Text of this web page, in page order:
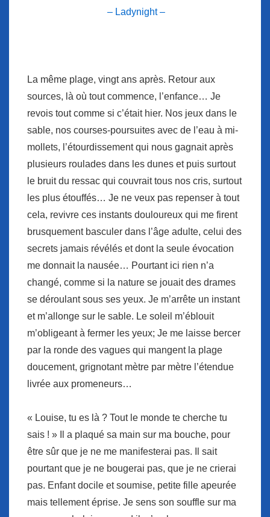
– Ladynight –
La même plage, vingt ans après. Retour aux
sources, là où tout commence, l’enfance… Je
revois tout comme si c’était hier. Nos jeux dans le
sable, nos courses-poursuites avec de l’eau à mi-
mollets, l’étourdissement qui nous gagnait après
plusieurs roulades dans les dunes et puis surtout
le bruit du ressac qui couvrait tous nos cris, surtout
les plus étouffés… Je ne veux pas repenser à tout
cela, revivre ces instants douloureux qui me firent
brusquement basculer dans l’âge adulte, celui des
secrets jamais révélés et dont la seule évocation
me donnait la nausée… Pourtant ici rien n’a
changé, comme si la nature se jouait des drames
se déroulant sous ses yeux. Je m’arrête un instant
et m’allonge sur le sable. Le soleil m’éblouit
m’obligeant à fermer les yeux; Je me laisse bercer
par la ronde des vagues qui mangent la plage
doucement, grignotant mètre par mètre l’étendue
livrée aux promeneurs…
« Louise, tu es là ? Tout le monde te cherche tu
sais ! » Il a plaqué sa main sur ma bouche, pour
être sûr que je ne me manifesterai pas. Il sait
pourtant que je ne bougerai pas, que je ne crierai
pas. Enfant docile et soumise, petite fille apeurée
mais tellement éprise. Je sens son souffle sur ma